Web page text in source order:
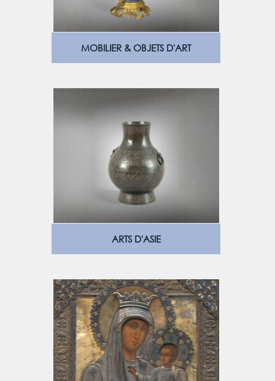
MOBILIER & OBJETS D'ART
ARTS D'ASIE